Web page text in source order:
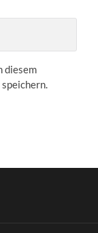
diesem